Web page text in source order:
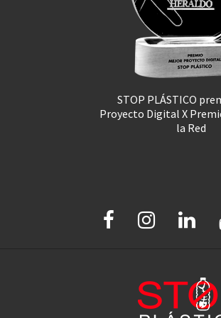
STOP PLÁSTICO
Proyecto Digital X
la Red